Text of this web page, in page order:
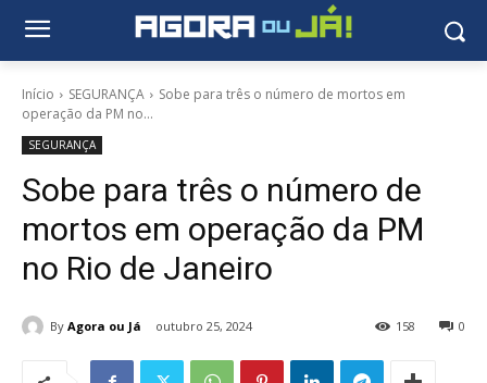
Início SEGURANÇA
Sobe para três o número de mortos em
operação da PM no...
SEGURANÇA
Sobe para três o número de
mortos em operação da PM
no Rio de Janeiro
By Agora ou Já outubro 25, 2024 0
158